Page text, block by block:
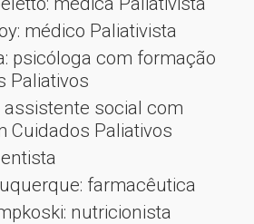
médico Paliativista
psicóloga com formação
Paliativos
assistente social com
Cuidados Paliativos
farmacêutica
nutricionista